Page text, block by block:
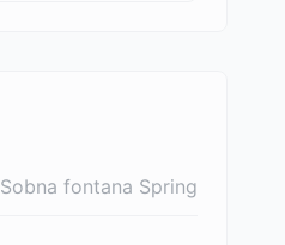
Sobna fontana Spring